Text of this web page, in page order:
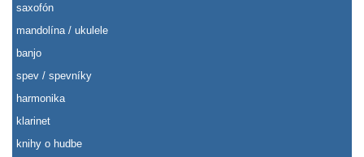
saxofón
mandolína / ukulele
banjo
spev / spevníky
harmonika
klarinet
knihy o hudbe